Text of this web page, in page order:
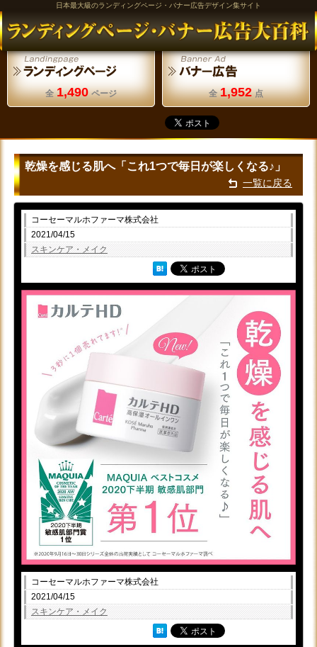
日本最大級のランディングページ・バナー広告デザイン集サイト
全 1,490 ページ 全 1,952 点
乾燥を感じる肌へ「これ1つで毎日が楽しくなる♪」
一覧に戻る
コーセーマルホファーマ株式会社
2021/04/15
スキンケア・メイク
コーセーマルホファーマ株式会社
2021/04/15
スキンケア・メイク